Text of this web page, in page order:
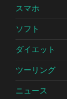
スマホ
ソフト
ダイエット
ツーリング
ニュース